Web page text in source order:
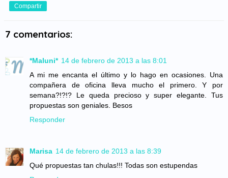
Compartir
7 comentarios:
*Maluni* 14 de febrero de 2013 a las 8:01
A mi me encanta el último y lo hago en ocasiones. Una
compañera de oficina lleva mucho el primero. Y por
semana?!?!? Le queda precioso y super elegante. Tus
propuestas son geniales. Besos
Responder
Marisa 14 de febrero de 2013 a las 8:39
Qué propuestas tan chulas!!! Todas son estupendas